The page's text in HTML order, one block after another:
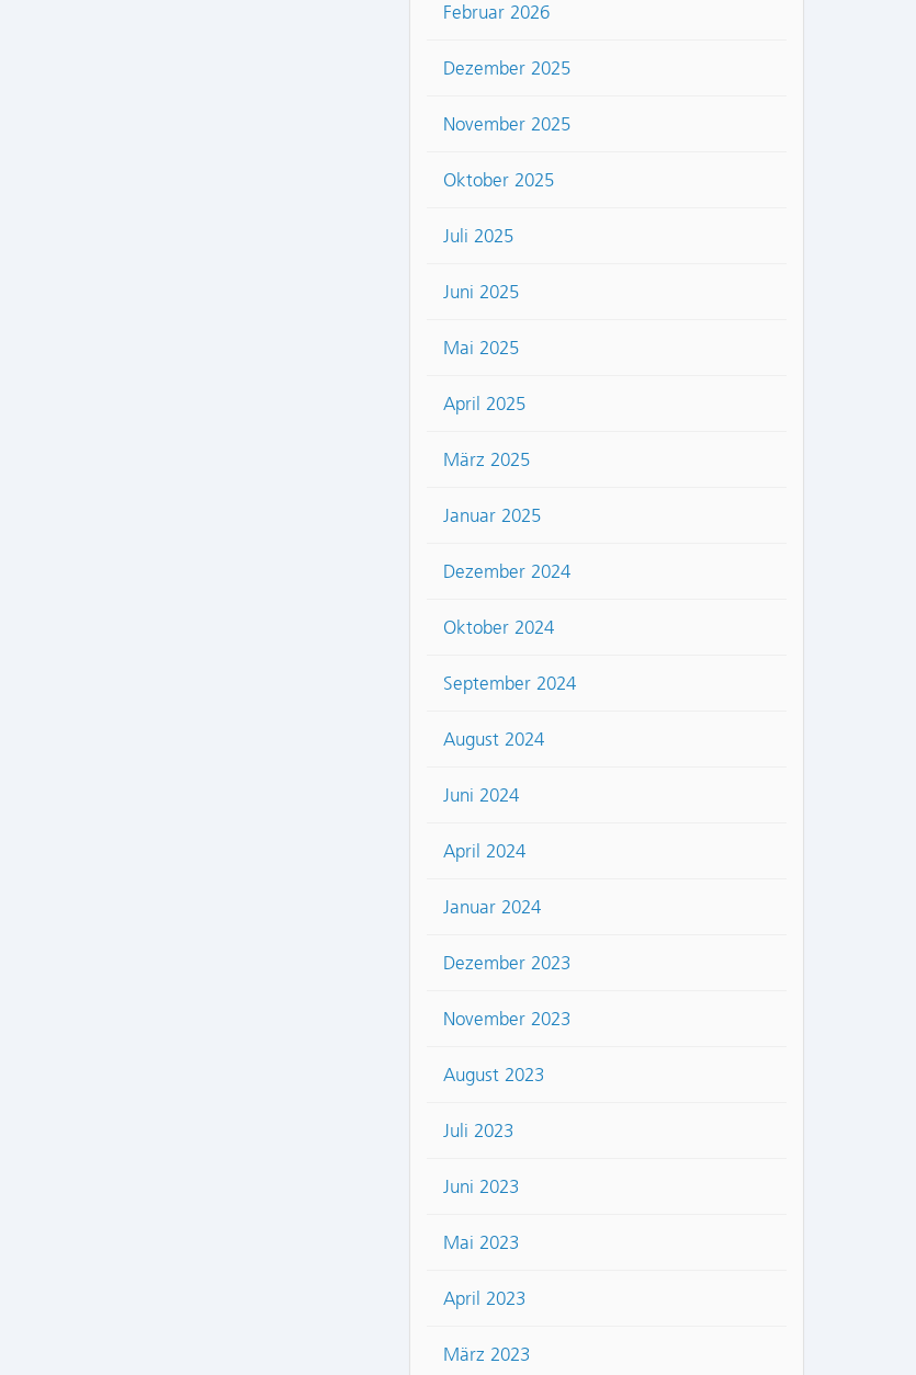
Februar 2026
Dezember 2025
November 2025
Oktober 2025
Juli 2025
Juni 2025
Mai 2025
April 2025
März 2025
Januar 2025
Dezember 2024
Oktober 2024
September 2024
August 2024
Juni 2024
April 2024
Januar 2024
Dezember 2023
November 2023
August 2023
Juli 2023
Juni 2023
Mai 2023
April 2023
März 2023